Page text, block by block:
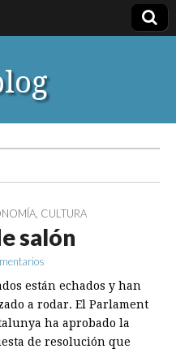
CULTURA
salón
están echados y han
a rodar. El Parlament
ha aprobado la
de resolución que